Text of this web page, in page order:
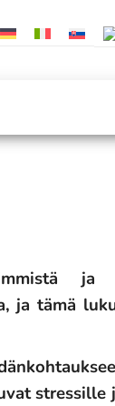
ja
ja tämä